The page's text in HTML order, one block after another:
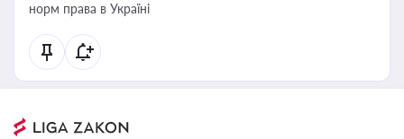
норм права в Україні